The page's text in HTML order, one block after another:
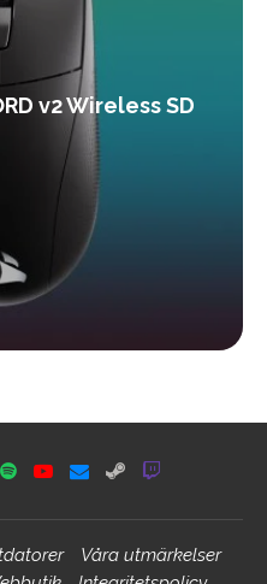
v2 Wireless SD
Våra utmärkelser